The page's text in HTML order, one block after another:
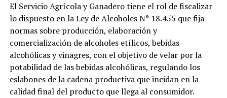
El Servicio Agrícola y Ganadero tiene el rol de fiscalizar
lo dispuesto en la Ley de Alcoholes N° 18.455 que fija
normas sobre producción, elaboración y
comercialización de alcoholes etílicos, bebidas
alcohólicas y vinagres, con el objetivo de velar por la
potabilidad de las bebidas alcohólicas, regulando los
eslabones de la cadena productiva que incidan en la
calidad final del producto que llega al consumidor.